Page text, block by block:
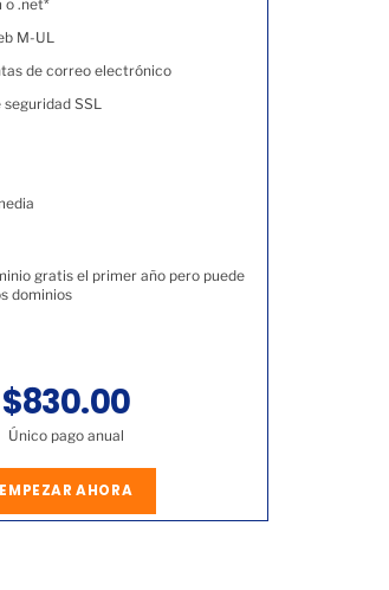
o .net*
M-UL
de correo electrónico
SSL
gratis el primer año pero puede
dominios
$830.00
Único pago anual
EMPEZAR AHORA